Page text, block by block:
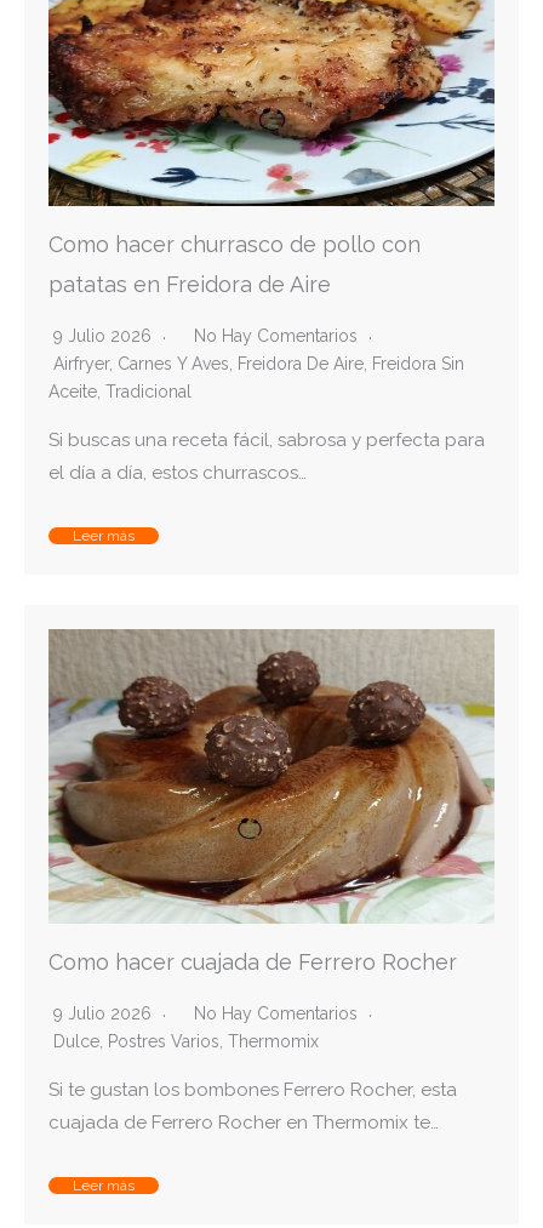
Como hacer churrasco de pollo con
patatas en Freidora de Aire
9 Julio 2026
No Hay Comentarios
Airfryer, Carnes Y Aves, Freidora De Aire, Freidora Sin
Aceite, Tradicional
Si buscas una receta fácil, sabrosa y perfecta para
el día a día, estos churrascos…
Leer más
Como hacer cuajada de Ferrero Rocher
9 Julio 2026
No Hay Comentarios
Dulce, Postres Varios, Thermomix
Si te gustan los bombones Ferrero Rocher, esta
cuajada de Ferrero Rocher en Thermomix te…
Leer más